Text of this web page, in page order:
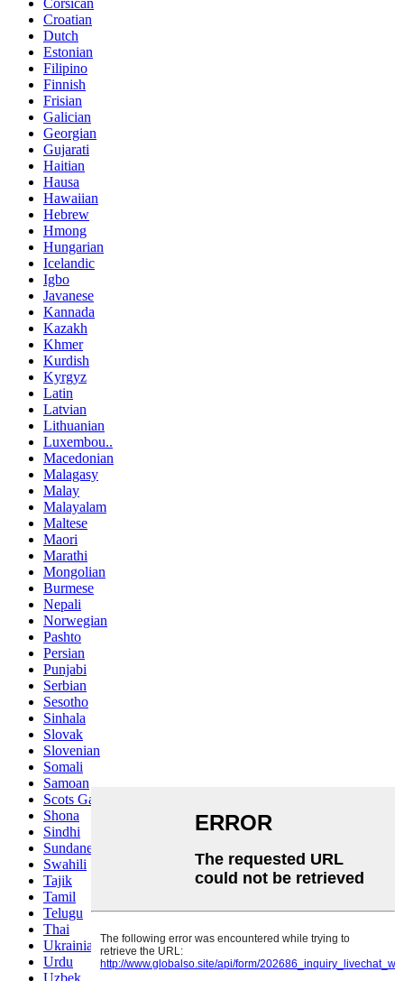
Corsican
Croatian
Dutch
Estonian
Filipino
Finnish
Frisian
Galician
Georgian
Gujarati
Haitian
Hausa
Hawaiian
Hebrew
Hmong
Hungarian
Icelandic
Igbo
Javanese
Kannada
Kazakh
Khmer
Kurdish
Kyrgyz
Latin
Latvian
Lithuanian
Luxembou..
Macedonian
Malagasy
Malay
Malayalam
Maltese
Maori
Marathi
Mongolian
Burmese
Nepali
Norwegian
Pashto
Persian
Punjabi
Serbian
Sesotho
Sinhala
Slovak
Slovenian
Somali
Samoan
Scots Gaelic
Shona
Sindhi
Sundanese
Swahili
Tajik
Tamil
Telugu
Thai
Ukrainian
Urdu